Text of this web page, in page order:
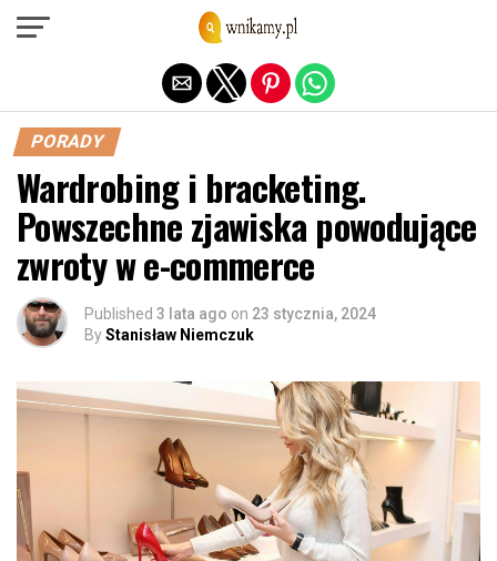
PORADY
Wardrobing i bracketing.
Powszechne zjawiska powodujące
zwroty w e-commerce
Published 3 lata ago on 23 stycznia, 2024
ByStanisław Niemczuk
Exit mobile version